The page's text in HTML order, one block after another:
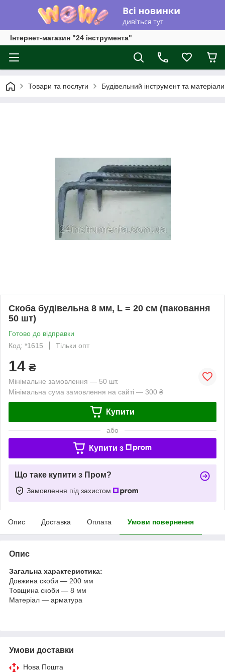
Інтернет-магазин "24 інструмента"
Товари та послуги Будівельний інструмент та матеріали
Скоба будівельна 8 мм, L = 20 см (паковання
50 шт)
Готово до відправки
Код: *1615
Тільки опт
14 ₴
Мінімальне замовлення — 50 шт.
Мінімальна сума замовлення на сайті — 300 ₴
Купити
або
Купити з
Що таке купити з Пром?
Замовлення під захистом
Опис Доставка Оплата Умови повернення
Опис
Загальна характеристика:
Довжина скоби — 200 мм
Товщина скоби — 8 мм
Матеріал — арматура
Умови доставки
Нова Пошта